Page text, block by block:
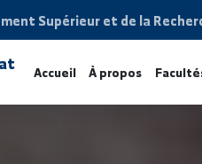
Supérieur et de la
Accueil À propos